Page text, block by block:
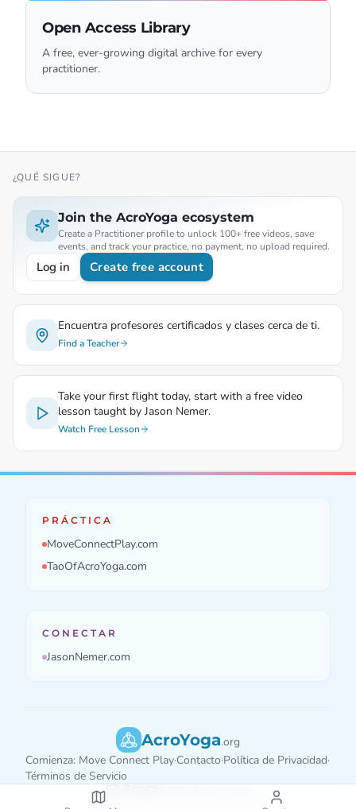
Open Access Library
A free, ever-growing digital archive for every
practitioner.
¿QUÉ SIGUE?
Join the AcroYoga ecosystem
Create a Practitioner profile to unlock 100+ free videos, save
events, and track your practice, no payment, no upload required.
Log in Create free account
Encuentra profesores certificados y clases cerca de ti.
Find a Teacher
Take your first flight today, start with a free video
lesson taught by Jason Nemer.
Watch Free Lesson
PRÁCTICA
MoveConnectPlay.com
TaoOfAcroYoga.com
CONECTAR
JasonNemer.com
AcroYoga.org
Comienza: Move Connect Play·Contacto·Política de Privacidad·
Términos de Servicio